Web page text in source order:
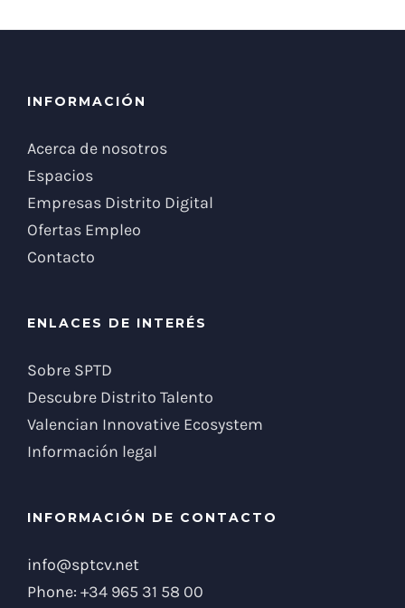
INFORMACIÓN
Acerca de nosotros
Espacios
Empresas Distrito Digital
Ofertas Empleo
Contacto
ENLACES DE INTERÉS
Sobre SPTD
Descubre Distrito Talento
Valencian Innovative Ecosystem
Información legal
INFORMACIÓN DE CONTACTO
info@sptcv.net
Phone: +34 965 31 58 00